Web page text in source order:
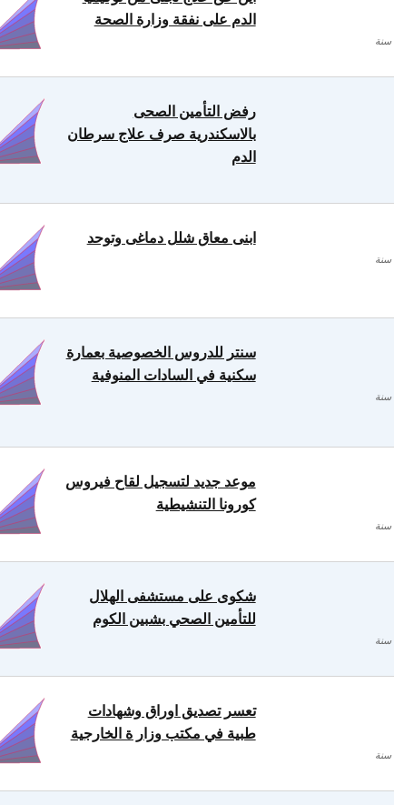
الدم على نفقة وزارة الصحة
رفض التأمين الصحى
بالاسكندرية صرف علاج سرطان
الدم
ابنى معاق شلل دماغى وتوحد
سنتر للدروس الخصوصية بعمارة
سكنية في السادات المنوفية
موعد جديد لتسجيل لقاح فيروس
كورونا التنشيطية
شكوى على مستشفى الهلال
للتأمين الصحي بشبين الكوم
تعسر تصديق اوراق وشهادات
طبية في مكتب وزار ة الخارجية